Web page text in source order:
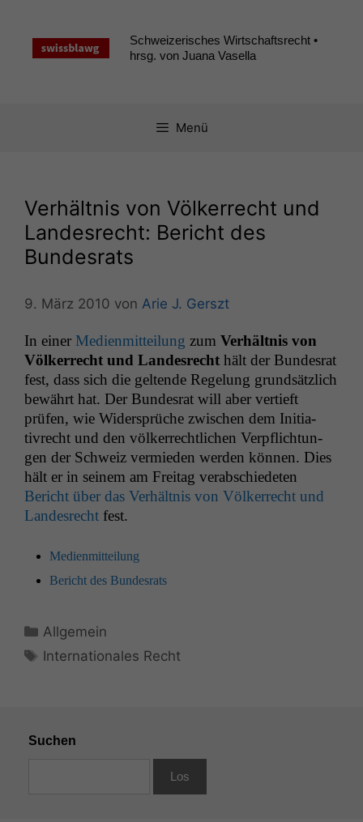
springen
Schweizerisches Wirtschaftsrecht •
hrsg. von Juana Vasella
Menü
Verhältnis von Völkerrecht und
Landesrecht: Bericht des
Bundesrats
9. März 2010 von Arie J. Gerszt
In ein­er Medi­en­mit­teilung zum Ver­hält­nis von
Völk­er­recht und Lan­desrecht hält der Bun­desrat
fest, dass sich die gel­tende Regelung grund­sät­zlich
bewährt hat. Der Bun­desrat will aber ver­tieft
prüfen, wie Wider­sprüche zwis­chen dem Ini­tia­
tivrecht und den völk­er­rechtlichen Verpflich­tun­
gen der Schweiz ver­mieden wer­den kön­nen. Dies
hält er in seinem am Fre­itag ver­ab­schiede­ten
Bericht über das Ver­hält­nis von Völk­er­recht und
Lan­desrecht fest.
Medi­en­mit­teilung
Bericht des Bundesrats
Kategorien
Allgemein
Schlagwörter
Internationales Recht
Suchen